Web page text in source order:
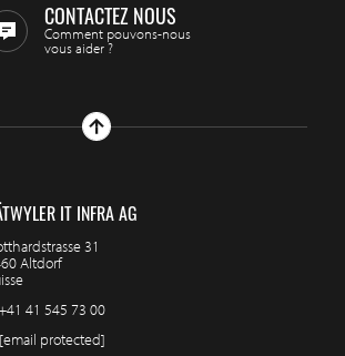
CONTACTEZ NOUS
Comment pouvons-nous
vous aider ?
IT INFRA AG
31
Altdorf
41 545 73 00
[email protected]